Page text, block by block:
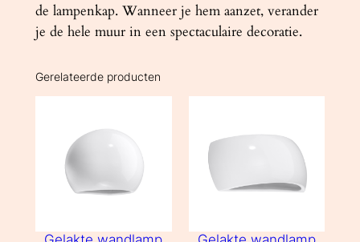
de lampenkap. Wanneer je hem aanzet, verander
je de hele muur in een spectaculaire decoratie.
Gerelateerde producten